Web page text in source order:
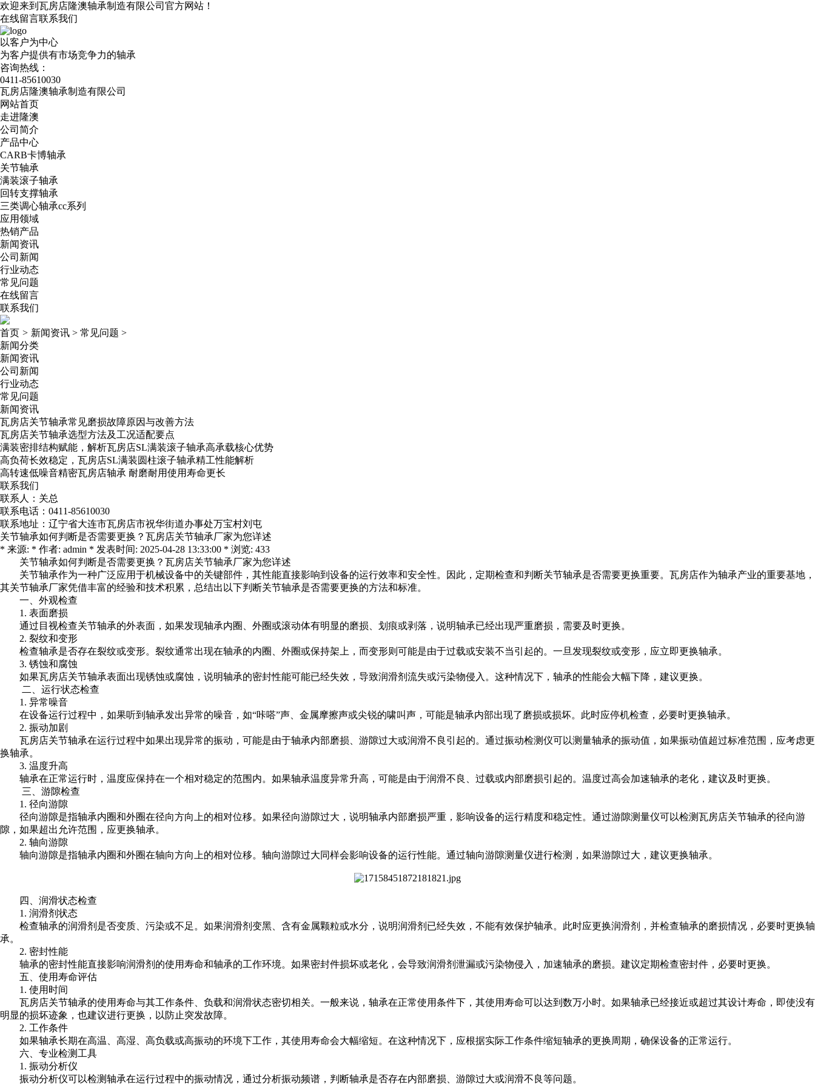
欢迎来到瓦房店隆澳轴承制造有限公司官方网站！
在线留言联系我们
以客户为中心
为客户提供有市场竞争力的轴承
咨询热线：
0411-85610030
瓦房店隆澳轴承制造有限公司
网站首页
走进隆澳
公司简介
产品中心
CARB卡博轴承
关节轴承
满装滚子轴承
回转支撑轴承
三类调心轴承cc系列
应用领域
热销产品
新闻资讯
公司新闻
行业动态
常见问题
在线留言
联系我们
首页 > 新闻资讯 > 常见问题 >
新闻分类
新闻资讯
公司新闻
行业动态
常见问题
新闻资讯
瓦房店关节轴承常见磨损故障原因与改善方法
瓦房店关节轴承选型方法及工况适配要点
满装密排结构赋能，解析瓦房店SL满装滚子轴承高承载核心优势
高负荷长效稳定，瓦房店SL满装圆柱滚子轴承精工性能解析
高转速低噪音精密瓦房店轴承​ 耐磨耐用使用寿命更长
联系我们
联系人：关总
联系电话：0411-85610030
联系地址：辽宁省大连市瓦房店市祝华街道办事处万宝村刘屯
关节轴承如何判断是否需要更换？瓦房店关节轴承厂家为您详述
* 来源: * 作者: admin * 发表时间: 2025-04-28 13:33:00 * 浏览: 433
关节轴承如何判断是否需要更换？ 瓦房店关节轴承厂家为您详述
关节轴承作为一种广泛应用于机械设备中的关键部件，其性能直接影响到设备的运行效率和安全性。因此，定期检查和判断关节轴承是否需要更换重要。瓦房店作为轴承产业的重要基地，
其关节轴承厂家凭借丰富的经验和技术积累，总结出以下判断关节轴承是否需要更换的方法和标准。
一、外观检查
1. 表面磨损
通过目视检查关节轴承的外表面，如果发现轴承内圈、外圈或滚动体有明显的磨损、划痕或剥落，说明轴承已经出现严重磨损，需要及时更换。
2. 裂纹和变形
检查轴承是否存在裂纹或变形。裂纹通常出现在轴承的内圈、外圈或保持架上，而变形则可能是由于过载或安装不当引起的。一旦发现裂纹或变形，应立即更换轴承。
3. 锈蚀和腐蚀
如果瓦房店关节轴承表面出现锈蚀或腐蚀，说明轴承的密封性能可能已经失效，导致润滑剂流失或污染物侵入。这种情况下，轴承的性能会大幅下降，建议更换。
二、运行状态检查
1. 异常噪音
在设备运行过程中，如果听到轴承发出异常的噪音，如“咔嗒”声、金属摩擦声或尖锐的啸叫声，可能是轴承内部出现了磨损或损坏。此时应停机检查，必要时更换轴承。
2. 振动加剧
瓦房店关节轴承在运行过程中如果出现异常的振动，可能是由于轴承内部磨损、游隙过大或润滑不良引起的。通过振动检测仪可以测量轴承的振动值，如果振动值超过标准范围，应考虑更
换轴承。
3. 温度升高
轴承在正常运行时，温度应保持在一个相对稳定的范围内。如果轴承温度异常升高，可能是由于润滑不良、过载或内部磨损引起的。温度过高会加速轴承的老化，建议及时更换。
三、游隙检查
1. 径向游隙
径向游隙是指轴承内圈和外圈在径向方向上的相对位移。如果径向游隙过大，说明轴承内部磨损严重，影响设备的运行精度和稳定性。通过游隙测量仪可以检测瓦房店关节轴承的径向游
隙，如果超出允许范围，应更换轴承。
2. 轴向游隙
轴向游隙是指轴承内圈和外圈在轴向方向上的相对位移。轴向游隙过大同样会影响设备的运行性能。通过轴向游隙测量仪进行检测，如果游隙过大，建议更换轴承。
四、润滑状态检查
1. 润滑剂状态
检查轴承的润滑剂是否变质、污染或不足。如果润滑剂变黑、含有金属颗粒或水分，说明润滑剂已经失效，不能有效保护轴承。此时应更换润滑剂，并检查轴承的磨损情况，必要时更换轴
承。
2. 密封性能
轴承的密封性能直接影响润滑剂的使用寿命和轴承的工作环境。如果密封件损坏或老化，会导致润滑剂泄漏或污染物侵入，加速轴承的磨损。建议定期检查密封件，必要时更换。
五、使用寿命评估
1. 使用时间
瓦房店关节轴承的使用寿命与其工作条件、负载和润滑状态密切相关。一般来说，轴承在正常使用条件下，其使用寿命可以达到数万小时。如果轴承已经接近或超过其设计寿命，即使没有
明显的损坏迹象，也建议进行更换，以防止突发故障。
2. 工作条件
如果轴承长期在高温、高湿、高负载或高振动的环境下工作，其使用寿命会大幅缩短。在这种情况下，应根据实际工作条件缩短轴承的更换周期，确保设备的正常运行。
六、专业检测工具
1. 振动分析仪
振动分析仪可以检测轴承在运行过程中的振动情况，通过分析振动频谱，判断轴承是否存在内部磨损、游隙过大或润滑不良等问题。